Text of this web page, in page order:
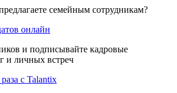
семейным сотрудникам?
онлайн
и подписывайте кадровые
и личных встреч
с Talantix